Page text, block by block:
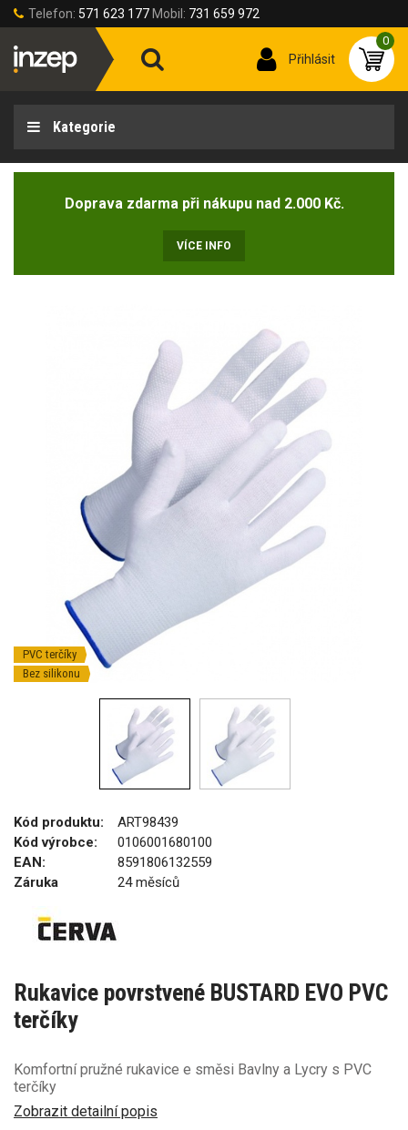
Telefon: 571 623 177 Mobil: 731 659 972
Přihlásit
0
Kategorie
Doprava zdarma při nákupu nad 2.000 Kč.
VÍCE INFO
PVC terčíky
Bez silikonu
Kód produktu:
ART98439
Kód výrobce:
0106001680100
EAN:
8591806132559
Záruka
24 měsíců
Rukavice povrstvené BUSTARD EVO PVC
terčíky
Komfortní pružné rukavice e směsi Bavlny a Lycry s PVC
terčíky
Zobrazit detailní popis